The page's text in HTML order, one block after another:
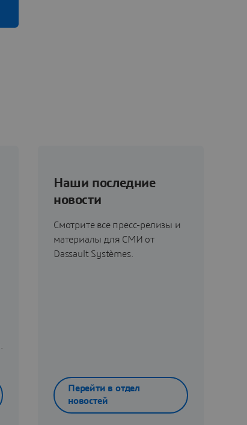
Наши последние
новости
Смотрите все пресс-релизы и
материалы для СМИ от
Dassault Systèmes.
Перейти в отдел
новостей